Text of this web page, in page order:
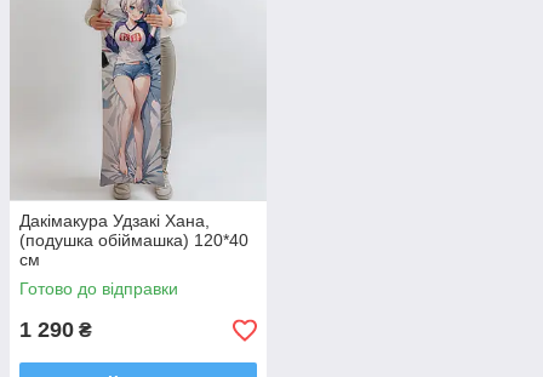
Дакімакура Удзакі Хана,
(подушка обіймашка) 120*40
см
Готово до відправки
1 290 ₴